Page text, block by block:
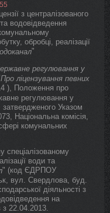
з централізованого
водовідведення
обробці, реалізації
"
регулювання у
Про ліцензування певних
), Положення про
регулювання у
Указом
Національна комісія,
комунальних
спеціалізованому
води та
" (код ЄДРПОУ
вул. Свердлова, буд.
діяльності з
на
з 22.04.2013.